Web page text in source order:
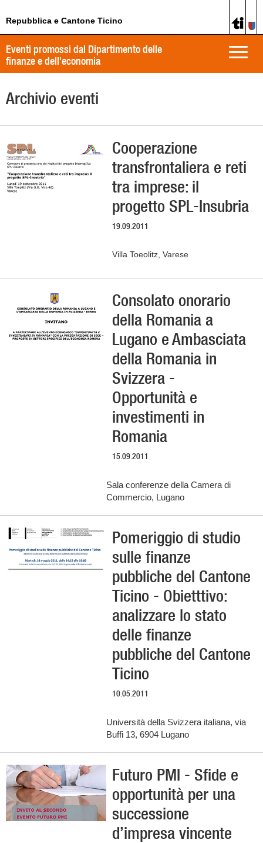
Repubblica e Cantone Ticino
Toggle
Eventi promossi dal Dipartimento delle
finanze e dell'economia
Archivio eventi
Cooperazione
transfrontaliera e reti
tra imprese: il
progetto SPL-Insubria
19.09.2011
Villa Toeolitz, Varese
Consolato onorario
della Romania a
Lugano e Ambasciata
della Romania in
Svizzera -
Opportunità e
investimenti in
Romania
15.09.2011
Sala conferenze della Camera di
Commercio, Lugano
Pomeriggio di studio
sulle finanze
pubbliche del Cantone
Ticino - Obietttivo:
analizzare lo stato
delle finanze
pubbliche del Cantone
Ticino
10.05.2011
Università della Svizzera italiana, via
Buffi 13, 6904 Lugano
Futuro PMI - Sfide e
opportunità per una
successione
d’impresa vincente